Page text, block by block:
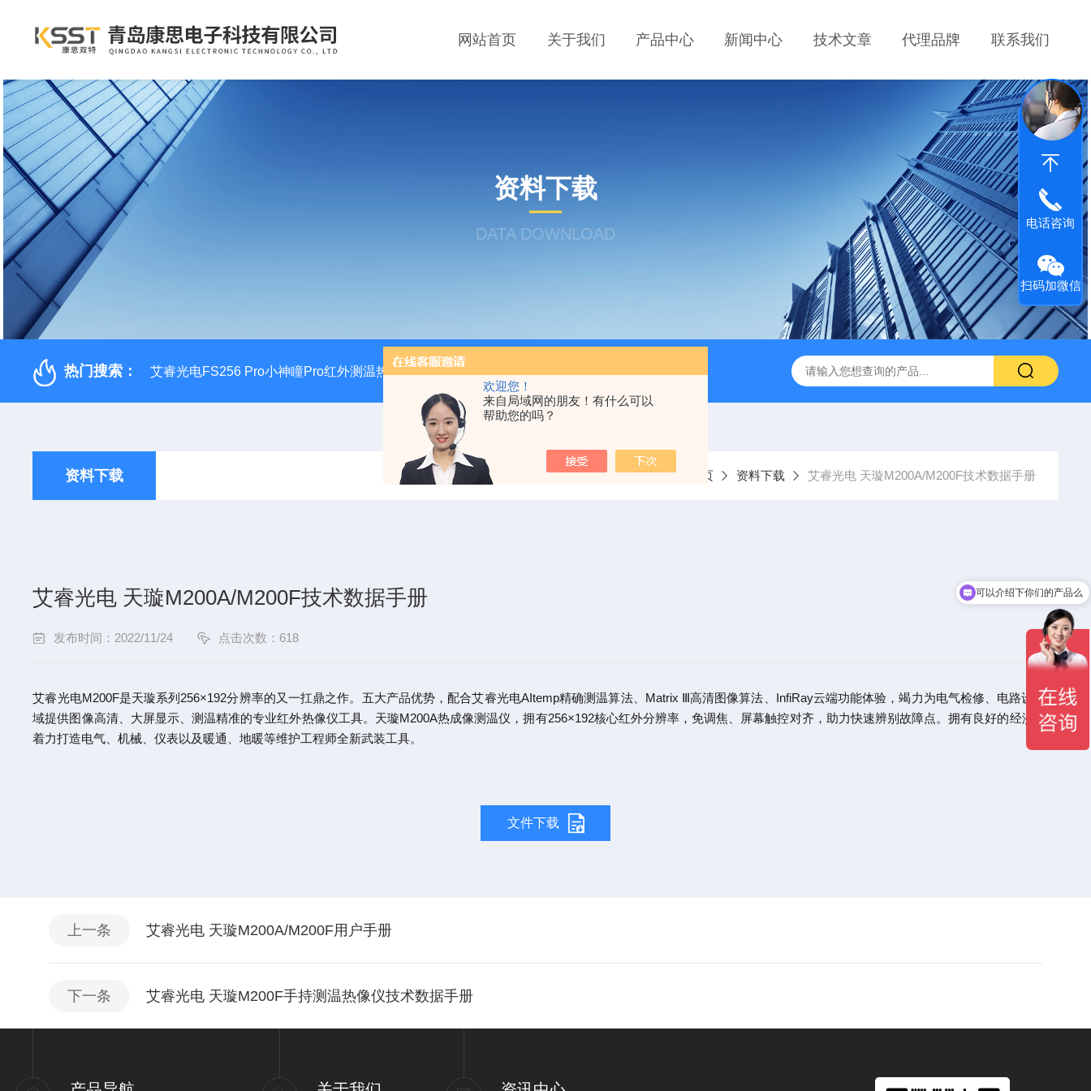
欢迎您！
来自局域网的朋友！有什么可以
帮助您的吗？
网站首页 关于我们 产品中心 新闻中心 技术文章 代理品牌 联系我们
资料下载
DATA DOWNLOAD
热门搜索： 艾睿光电FS256 Pro小神瞳Pro红外测温热像仪 固纬 AFG-2225 双通道任意波信号发生器 APS-7050E 交流电源 固纬 GSP-730 频谱分析仪 艾睿光电
资料下载 当前位置： 首页 资料下载 艾睿光电 天璇M200A/M200F技术数据手册
艾睿光电 天璇M200A/M200F技术数据手册
发布时间：2022/11/24 点击次数：618
艾睿光电M200F是天璇系列256×192分辨率的又一扛鼎之作。五大产品优势，配合艾睿光电AItemp精确测温算法、Matrix Ⅲ高清图像算法、InfiRay云端功能体验，竭力为电气检修、电路设计领
域提供图像高清、大屏显示、测温精准的专业红外热像仪工具。 天璇M200A热成像测温仪，拥有256×192核心红外分辨率，免调焦、屏幕触控对齐，助力快速辨别故障点。拥有良好的经济性，
着力打造电气、机械、仪表以及暖通、地暖等维护工程师全新武装工具。
文件下载
上一条 艾睿光电 天璇M200A/M200F用户手册
下一条 艾睿光电 天璇M200F手持测温热像仪技术数据手册
电话咨询
扫码加微信
你们是怎么收费的呢